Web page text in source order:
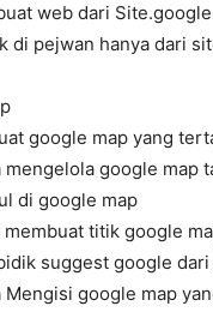
web dari Site.google
di pejwan hanya dari
google map yang
mengelola google map
di google map
membuat titik google
suggest google
Mengisi google map